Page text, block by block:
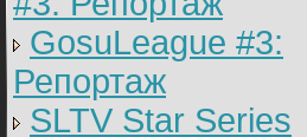
GosuLeague #3:
Репортаж
SLTV Star Series